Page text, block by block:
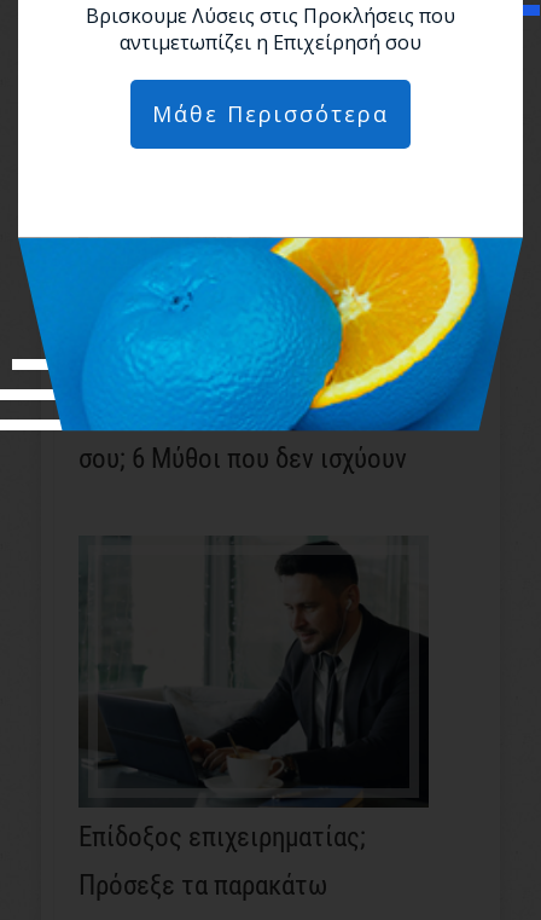
Διάβασε πρώτα αυτό
Σκέφτεσαι να κάνεις κάτι δικό
σου; 6 Μύθοι που δεν ισχύουν
Επίδοξος επιχειρηματίας;
Πρόσεξε τα παρακάτω
Βρισκουμε Λύσεις στις Προκλήσεις που
αντιμετωπίζει η Επιχείρησή σου
Μάθε Περισσότερα